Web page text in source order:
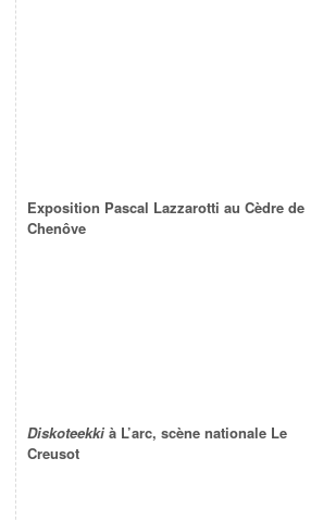
Exposition Pascal Lazzarotti au Cèdre de
Chenôve
Diskoteekki à L’arc, scène nationale Le
Creusot